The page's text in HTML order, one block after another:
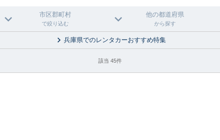
市区郡町村
で絞り込む
他の都道府県
から探す
兵庫県でのレンタカーおすすめ特集
該当 45件